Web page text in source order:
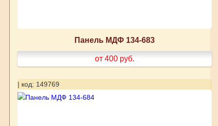
Панель МДФ 134-683
от 400 руб.
| код: 149769